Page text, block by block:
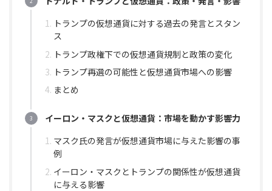
トランプの仮想通貨に対する過去の発言とスタン
ス
トランプ政権下での仮想通貨規制と政策の変化
トランプ再選の可能性と仮想通貨市場への影響
まとめ
イーロン・マスクと仮想通貨：市場を動かす影響力
マスク氏の発言が仮想通貨市場に与えた影響の事
例
イーロン・マスクとトランプの関係性が仮想通貨
に与える影響